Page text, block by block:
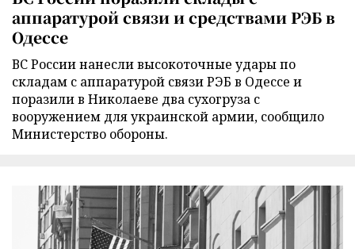
аппаратурой связи и средствами РЭБ в
Одессе
ВС России нанесли высокоточные удары по
складам с аппаратурой связи РЭБ в Одессе и
поразили в Николаеве два сухогруза с
вооружением для украинской армии, сообщило
Министерство обороны.